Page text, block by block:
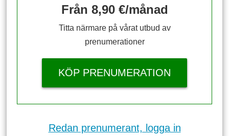
Från 8,90 €/månad
Titta närmare på vårat utbud av
prenumerationer
KÖP PRENUMERATION
Redan prenumerant, logga in